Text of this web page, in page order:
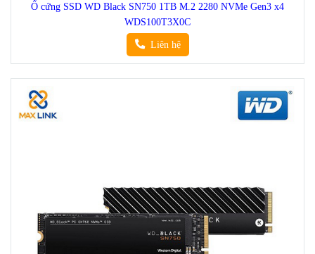
Ổ cứng SSD WD Black SN750 1TB M.2 2280 NVMe Gen3 x4
WDS100T3X0C
Liên hệ